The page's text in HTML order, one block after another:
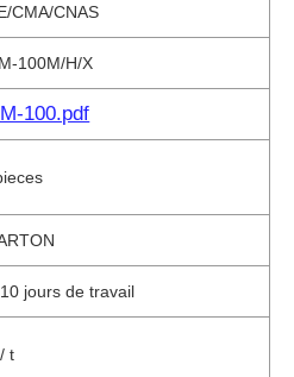
CMA/CNAS
100M/H/X
100.pdf
jours de travail
t